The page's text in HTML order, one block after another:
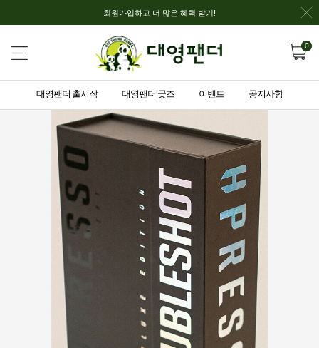
회원가입하고 더 많은 혜택 받기!
0
대영팬더 출시작 대영팬더 굿즈 이벤트 공지사항